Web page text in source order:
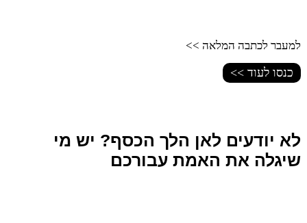
למעבר לכתבה המלאה >>
כנסו לעוד >>
לא יודעים לאן הלך הכסף? יש מי
שיגלה את האמת עבורכם